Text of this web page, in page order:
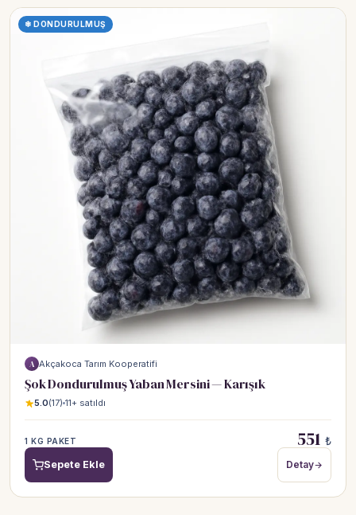
❄ DONDURULMUŞ
A Akçakoca Tarım Kooperatifi
Şok Dondurulmuş Yaban Mersini — Karışık
5.0(17) 11+ satıldı
1 KG PAKET 551 ₺
Sepete Ekle Detay